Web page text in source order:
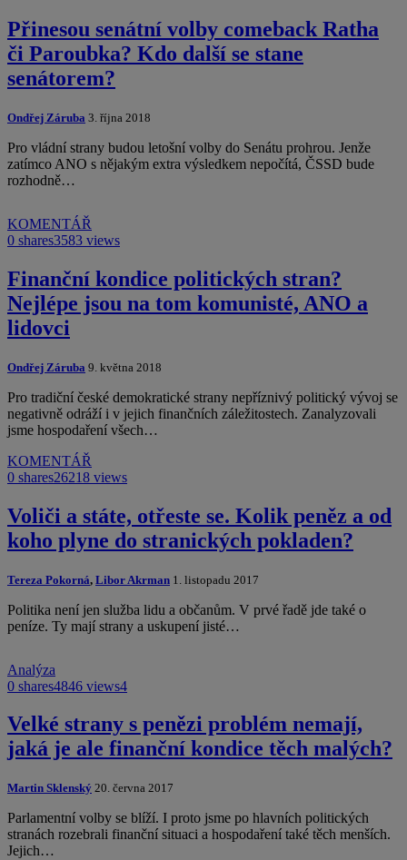
Přinesou senátní volby comeback Ratha
či Paroubka? Kdo další se stane
senátorem?
Ondřej Záruba 3. října 2018
Pro vládní strany budou letošní volby do Senátu prohrou. Jenže
zatímco ANO s nějakým extra výsledkem nepočítá, ČSSD bude
rozhodně…
KOMENTÁŘ
0 shares3583 views
Finanční kondice politických stran?
Nejlépe jsou na tom komunisté, ANO a
lidovci
Ondřej Záruba 9. května 2018
Pro tradiční české demokratické strany nepříznivý politický vývoj se
negativně odráží i v jejich finančních záležitostech. Zanalyzovali
jsme hospodaření všech…
KOMENTÁŘ
0 shares26218 views
Voliči a státe, otřeste se. Kolik peněz a od
koho plyne do stranických pokladen?
Tereza Pokorná, Libor Akrman 1. listopadu 2017
Politika není jen služba lidu a občanům. V prvé řadě jde také o
peníze. Ty mají strany a uskupení jisté…
Analýza
0 shares4846 views4
Velké strany s penězi problém nemají,
jaká je ale finanční kondice těch malých?
Martin Sklenský 20. června 2017
Parlamentní volby se blíží. I proto jsme po hlavních politických
stranách rozebrali finanční situaci a hospodaření také těch menších.
Jejich…